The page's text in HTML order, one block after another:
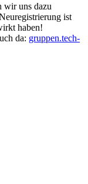
wir uns dazu
ist
haben!
da: gruppen.tech-